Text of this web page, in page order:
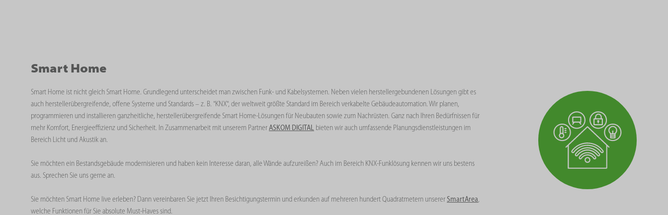
Smart Home
Smart Home ist nicht gleich Smart Home. Grundlegend unterscheidet man zwischen Funk- und Kabelsystemen. Neben vielen herstellergebundenen Lösungen gibt es
auch herstellerübergreifende, offene Systeme und Standards – z. B. "KNX", der weltweit größte Standard im Bereich verkabelte Gebäudeautomation. Wir planen,
programmieren und installieren ganzheitliche, herstellerübergreifende Smart Home-Lösungen für Neubauten sowie zum Nachrüsten. Ganz nach Ihren Bedürfnissen für
mehr Komfort, Energieeffizienz und Sicherheit. In Zusammenarbeit mit unserem Partner ASKOM DIGITAL bieten wir auch umfassende Planungsdienstleistungen im
Bereich Licht und Akustik an.
Sie möchten ein Bestandsgebäude modernisieren und haben kein Interesse daran, alle Wände aufzureißen? Auch im Bereich KNX-Funklösung kennen wir uns bestens
aus. Sprechen Sie uns gerne an.
Sie möchten Smart Home live erleben? Dann vereinbaren Sie jetzt Ihren Besichtigungstermin und erkunden auf mehreren hundert Quadratmetern unserer SmartArea,
welche Funktionen für Sie absolute Must-Haves sind.